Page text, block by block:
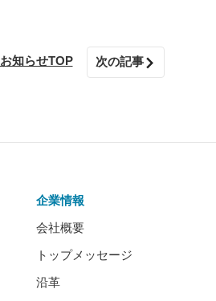
お知らせTOP 次の記事
企業情報
会社概要
トップメッセージ
沿革